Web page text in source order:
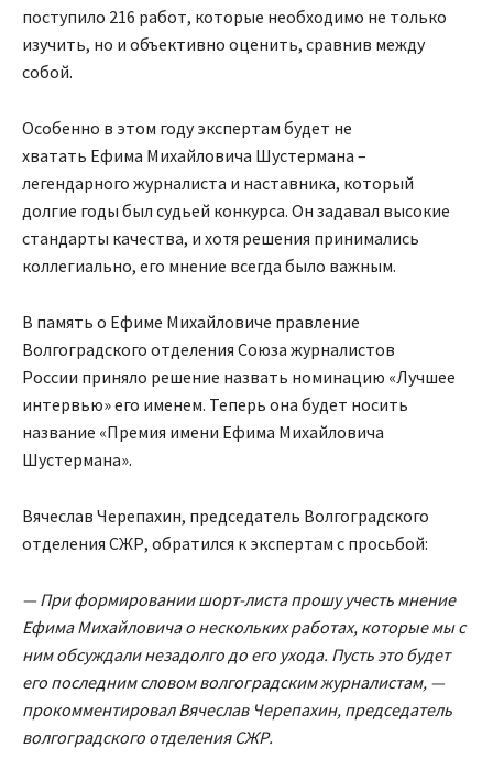
поступило 216 работ, которые необходимо не только
изучить, но и объективно оценить, сравнив между
собой.
Особенно в этом году экспертам будет не
хватать Ефима Михайловича Шустермана –
легендарного журналиста и наставника, который
долгие годы был судьей конкурса. Он задавал высокие
стандарты качества, и хотя решения принимались
коллегиально, его мнение всегда было важным.
В память о Ефиме Михайловиче правление
Волгоградского отделения Союза журналистов
России приняло решение назвать номинацию «Лучшее
интервью» его именем. Теперь она будет носить
название «Премия имени Ефима Михайловича
Шустермана».
Вячеслав Черепахин, председатель Волгоградского
отделения СЖР, обратился к экспертам с просьбой:
— При формировании шорт-листа прошу учесть мнение
Ефима Михайловича о нескольких работах, которые мы с
ним обсуждали незадолго до его ухода. Пусть это будет
его последним словом волгоградским журналистам, —
прокомментировал Вячеслав Черепахин, председатель
волгоградского отделения СЖР.